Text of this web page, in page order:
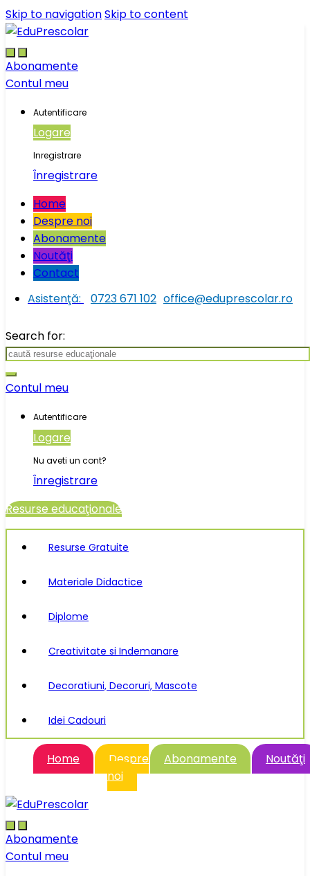
Skip to navigationSkip to content
Abonamente
Contul meu
Autentificare
Logare
Inregistrare
Înregistrare
Home
Despre noi
Abonamente
Noutăţi
Contact
Asistenţă:
0723 671 102 office@eduprescolar.ro
Search for:
Contul meu
Autentificare
Logare
Nu aveti un cont?
Înregistrare
Resurse educaţionale
Resurse Gratuite
Materiale Didactice
Diplome
Creativitate si Indemanare
Decoratiuni, Decoruri, Mascote
Idei Cadouri
Home
Despre
noi
Abonamente Noutăţi
Abonamente
Contul meu